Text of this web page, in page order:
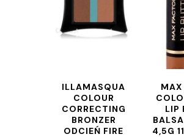
ILLAMASQUA
COLOUR
CORRECTING
BRONZER
ODCIEŃ FIRE
MAX
LIP
4,5G